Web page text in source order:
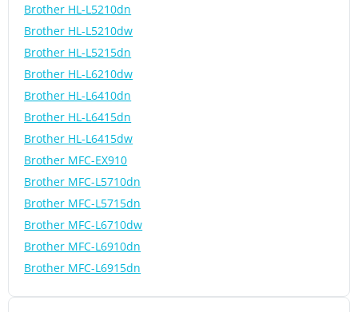
Brother HL-L5210dn
Brother HL-L5210dw
Brother HL-L5215dn
Brother HL-L6210dw
Brother HL-L6410dn
Brother HL-L6415dn
Brother HL-L6415dw
Brother MFC-EX910
Brother MFC-L5710dn
Brother MFC-L5715dn
Brother MFC-L6710dw
Brother MFC-L6910dn
Brother MFC-L6915dn